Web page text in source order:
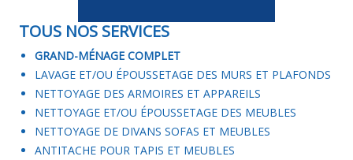
TOUS NOS SERVICES
GRAND-MÉNAGE COMPLET
LAVAGE ET/OU ÉPOUSSETAGE DES MURS ET PLAFONDS
NETTOYAGE DES ARMOIRES ET APPAREILS
NETTOYAGE ET/OU ÉPOUSSETAGE DES MEUBLES
NETTOYAGE DE DIVANS SOFAS ET MEUBLES
ANTITACHE POUR TAPIS ET MEUBLES